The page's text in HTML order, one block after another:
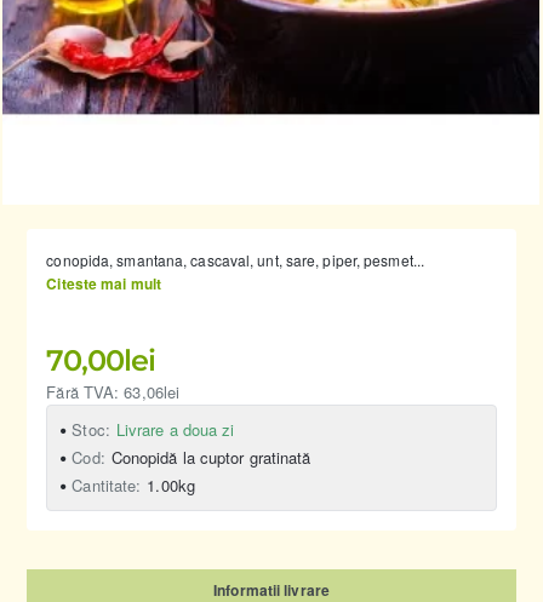
conopida, smantana, cascaval, unt, sare, piper, pesmet...
Citeste mai mult
70,00lei
Fără TVA: 63,06lei
Stoc: Livrare a doua zi
Cod: Conopidă la cuptor gratinată
Cantitate: 1.00kg
Informatii livrare